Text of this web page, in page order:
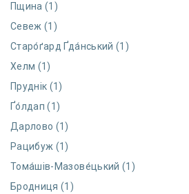
Пщина (1)
Севеж (1)
Старо́ґард Ґда́нський (1)
Хелм (1)
Пруднік (1)
Ґо́лдап (1)
Дарлово (1)
Рацибуж (1)
Тома́шів-Мазове́цький (1)
Бродниця (1)